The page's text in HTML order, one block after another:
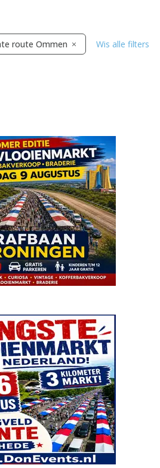
route Ommen Wis alle filters